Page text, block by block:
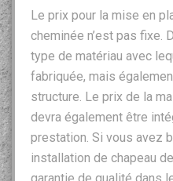
Le prix pour la mise en
cheminée n’est pas fixe.
type de matériau avec
fabriquée, mais
structure. Le prix de la
devra également être
prestation. Si vous avez
installation de chapeau
garantie de qualité dans